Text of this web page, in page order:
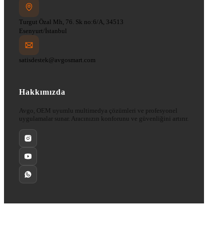
Turgut Özal Mh, 76. Sk no:6/A, 34513
Esenyurt/İstanbul
satisdestek@avgosmart.com
Hakkımızda
Avgo, OEM uyumlu multimedya çözümleri ve profesyonel
uygulamalar sunar. Aracınızın konforunu ve güvenliğini artırır.